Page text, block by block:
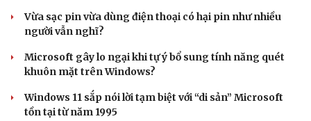
Vừa sạc pin vừa dùng điện thoại có hại pin như nhiều
người vẫn nghĩ?
Microsoft gây lo ngại khi tự ý bổ sung tính năng quét
khuôn mặt trên Windows?
Windows 11 sắp nói lời tạm biệt với “di sản” Microsoft
tồn tại từ năm 1995